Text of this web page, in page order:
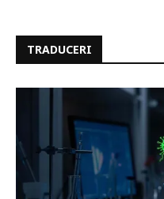
TRADUCERI